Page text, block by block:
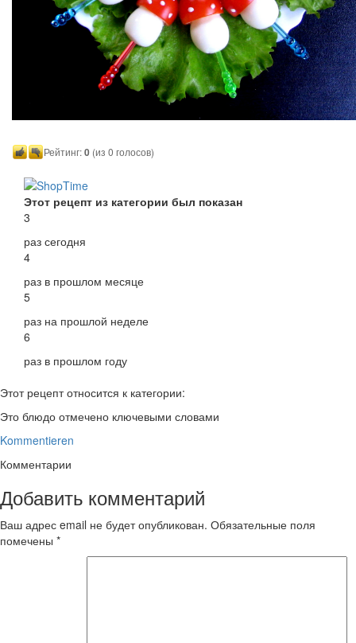
Рейтинг:0 (из 0 голосов)
Этот рецепт из категории был показан
3
раз сегодня
4
раз в прошлом месяце
5
раз на прошлой неделе
6
раз в прошлом году
Этот рецепт относится к категории:
Это блюдо отмечено ключевыми словами
Kommentieren
Комментарии
Добавить комментарий
Ваш адрес email не будет опубликован. Обязательные поля
помечены *